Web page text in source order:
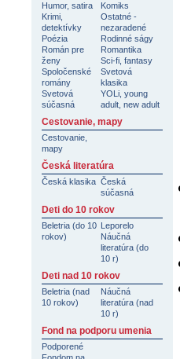
Humor, satira
Komiks
Krimi,
detektívky
Ostatné -
nezaradené
Poézia
Rodinné ságy
Román pre
ženy
Romantika
Sci-fi, fantasy
Spoločenské
romány
Svetová
klasika
Svetová
súčasná
YOLi, young
adult, new adult
Cestovanie, mapy
Cestovanie,
mapy
Česká literatúra
Česká klasika Česká
súčasná
Deti do 10 rokov
Beletria (do 10
rokov)
Leporelo
Náučná
literatúra (do
10 r)
Deti nad 10 rokov
Beletria (nad
10 rokov)
Náučná
literatúra (nad
10 r)
Fond na podporu umenia
Podporené